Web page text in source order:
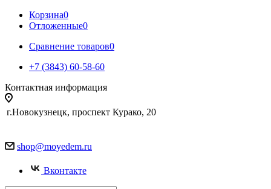
Корзина0
Отложенные0
Сравнение товаров0
+7 (3843) 60-58-60
Контактная информация
г.Новокузнецк, проспект Курако, 20
shop@moyedem.ru
Вконтакте